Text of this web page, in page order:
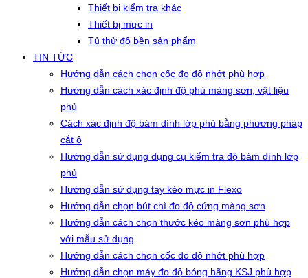
Thiết bị kiểm tra khác
Thiết bị mực in
Tủ thử độ bền sản phẩm
TIN TỨC
Hướng dẫn cách chọn cốc đo độ nhớt phù hợp
Hướng dẫn cách xác định độ phủ màng sơn, vật liệu
phủ
Cách xác định độ bám dính lớp phủ bằng phương pháp
cắt ô
Hướng dẫn sử dụng dụng cụ kiểm tra độ bám dính lớp
phủ
Hướng dẫn sử dụng tay kéo mực in Flexo
Hướng dẫn chọn bút chì đo độ cứng màng sơn
Hướng dẫn cách chọn thước kéo màng sơn phù hợp
với mẫu sử dụng
Hướng dẫn cách chọn cốc đo độ nhớt phù hợp
Hướng dẫn chọn máy đo độ bóng hãng KSJ phù hợp